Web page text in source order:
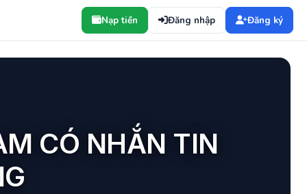
Nạp tiền Đăng nhập Đăng ký
CÓ NHẮN TIN